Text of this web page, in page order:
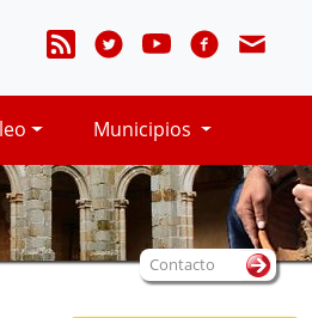
Municipios
Contacto